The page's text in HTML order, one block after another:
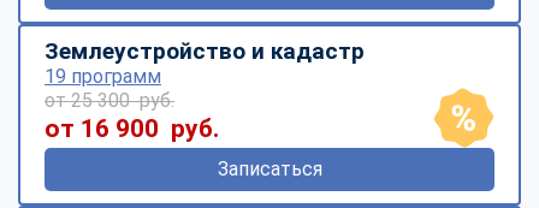
Землеустройство и кадастр
19 программ
от 25 300 руб.
от 16 900 руб.
Записаться